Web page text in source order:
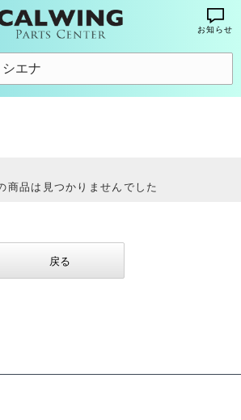
お知らせ
商品は見つかりませんでした
戻る